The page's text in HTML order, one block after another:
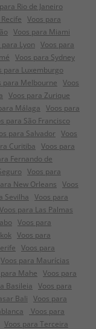
Rio de Janeiro
Voos para
Voos para Miami
para Lyon Voos para
Voos para Sydney
para Luxemburgo
para Melbourne Voos
Voos para Zurique
Málaga Voos para
para São Francisco
para Salvador Voos
Curitiba Voos para
Fernando de
Voos para
New Orleans Voos
Sevilha Voos para
Voos para Las Palmas
Voos para
Voos para
Voos para
Voos para Maurícias
Mahe Voos para
Basileia Voos para
Bali Voos para
Voos para
Voos para Terceira